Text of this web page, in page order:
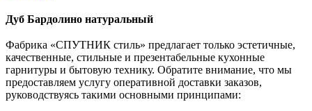
Дуб Бардолино натуральный
Фабрика «СПУТНИК стиль» предлагает только эстетичные,
качественные, стильные и презентабельные кухонные
гарнитуры и бытовую технику. Обратите внимание, что мы
предоставляем услугу оперативной доставки заказов,
руководствуясь такими основными принципами: